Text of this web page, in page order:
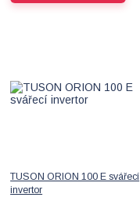
TUSON ORION 100 E svářecí
invertor